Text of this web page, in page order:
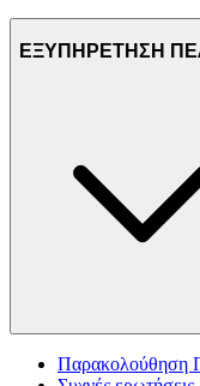
ΕΞΥΠΗΡΕΤΗΣΗ
Παρακολούθηση